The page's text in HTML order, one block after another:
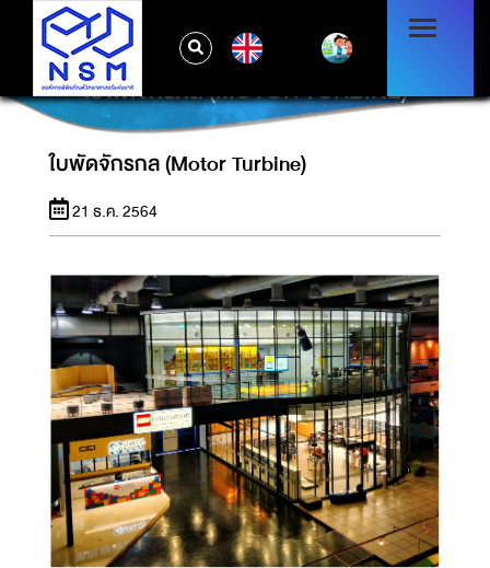
ใบพัดจักรกล (MOTOR TURBINE)
ใบพัดจักรกล (Motor Turbine)
21 ธ.ค. 2564